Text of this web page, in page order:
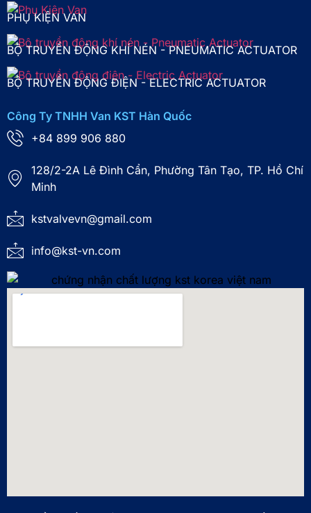
PHỤ KIỆN VAN
BỘ TRUYỀN ĐỘNG KHÍ NÉN - PNEUMATIC ACTUATOR
BỘ TRUYỀN ĐỘNG ĐIỆN - ELECTRIC ACTUATOR
Công Ty TNHH Van KST Hàn Quốc
+84 899 906 880
128/2-2A Lê Đình Cẩn, Phường Tân Tạo, TP. Hồ Chí
Minh
kstvalvevn@gmail.com
info@kst-vn.com